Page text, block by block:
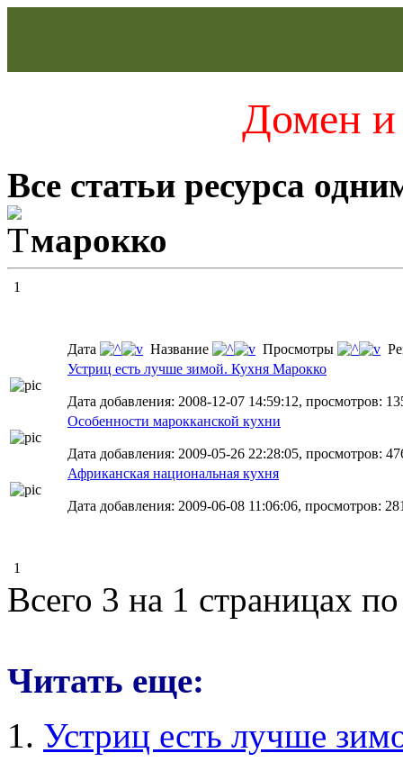
Домен и
Все статьи ресурса
марокко
1
Дата Название Просмотры
Устриц есть лучше зимой. Кухня Марокко
Дата добавления: 2008-12-07 14:59:12, просмотров:
Особенности марокканской кухни
Дата добавления: 2009-05-26 22:28:05, просмотров:
Африканская национальная кухня
Дата добавления: 2009-06-08 11:06:06, просмотров:
1
Всего 3 на 1 страницах
Читать еще:
Устриц есть лучше